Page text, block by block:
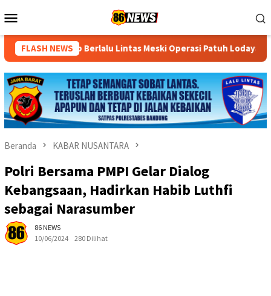
ke
Mobile
FLASH NEWS
Lintas Meski Operasi Patuh Lodaya 2026 Ditunda
Beranda KABAR NUSANTARA
Polri Bersama PMPI Gelar Dialog
Kebangsaan, Hadirkan Habib Luthfi
sebagai Narasumber
86 NEWS
10/06/2024
280 Dilihat